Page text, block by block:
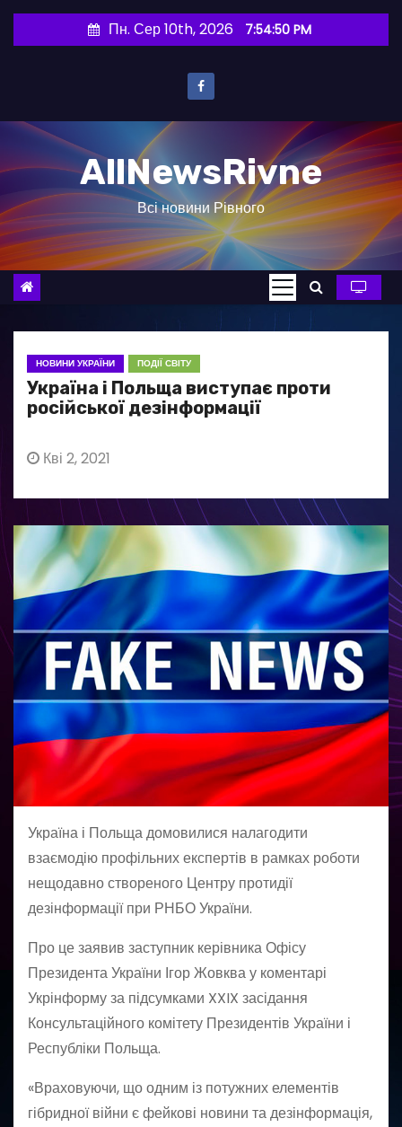
и
о
в
Пн. Сер 10th, 2026 7:54:51 PM
AllNewsRivne
Всі новини Рівного
НОВИНИ УКРАЇНИ ПОДІЇ СВІТУ
Україна і Польща виступає проти
російської дезінформації
Кві 2, 2021
Україна і Польща домовилися налагодити
взаємодію профільних експертів в рамках роботи
нещодавно створеного Центру протидії
дезінформації при РНБО України.
Про це заявив заступник керівника Офісу
Президента України Ігор Жовква у коментарі
Укрінформу за підсумками XXIX засідання
Консультаційного комітету Президентів України і
Республіки Польща.
«Враховуючи, що одним із потужних елементів
гібридної війни є фейкові новини та дезінформація,